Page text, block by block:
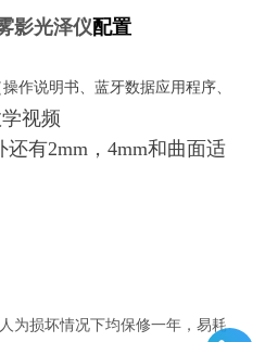
影光泽仪配置
作说明书、蓝牙数据应用程序、
视频
还有2mm，4mm和曲面适
为损坏情况下均保修一年，易耗